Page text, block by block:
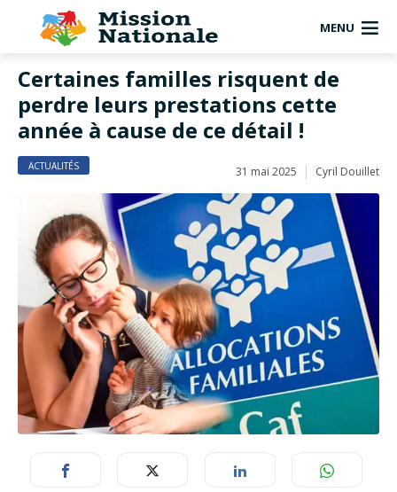
MENU
Certaines familles risquent de
perdre leurs prestations cette
année à cause de ce détail !
ACTUALITÉS 31 mai 2025 Cyril Douillet